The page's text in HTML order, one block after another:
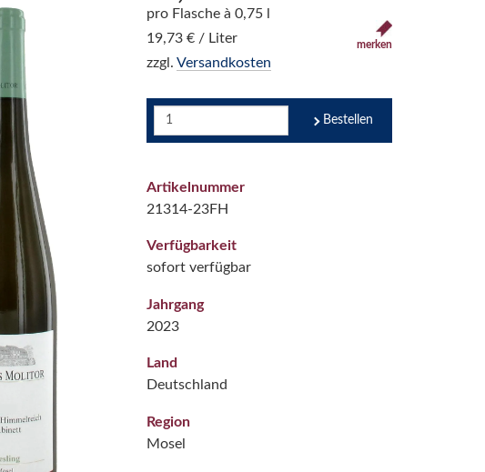
pro Flasche à 0,75 l
19,73 € / Liter
zzgl. Versandkosten
merken
Bestellen
Artikelnummer
21314-23FH
Verfügbarkeit
sofort verfügbar
Jahrgang
2023
Land
Deutschland
Region
Mosel